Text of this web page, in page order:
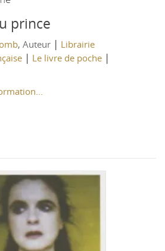
prince
, Auteur | Librairie
| Le livre de poche|